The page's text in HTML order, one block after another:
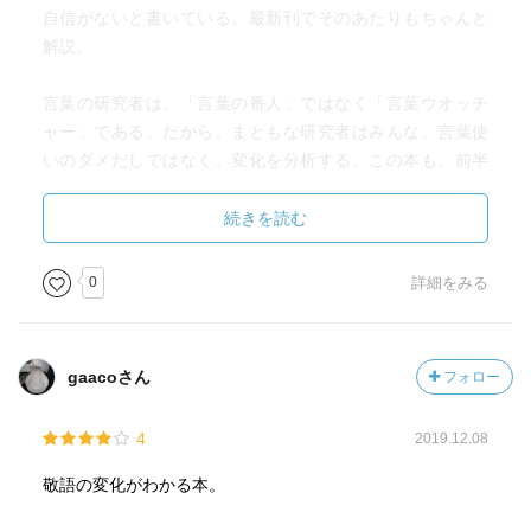
自信がないと書いている。最新刊でそのあたりもちゃんと
解説。
言葉の研究者は、「言葉の番人」ではなく「言葉ウオッチ
ャー」である。だから、まともな研究者はみんな、言葉使
いのダメだしではなく、変化を分析する。この本も、前半
に、尊敬語、謙譲語、丁寧語がどう変化したかをわかりや
すく例示。
言葉の変化には寛容だが、「問題な日本語」を書いた北原
展開はしていないので、私のような職業人にはとても役立
つ。
喋りのタレントを目指す、ある若い女性に、以前、印刷物
の原稿にダメだしされたことがあった。彼女はタレント業
続きを読む
0 詳細をみる
gaacoさん フォロー
4 2019.12.08
敬語の変化がわかる本。